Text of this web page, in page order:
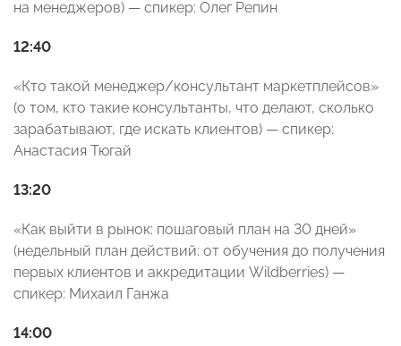
на менеджеров) — спикер: Олег Репин
12:40
«Кто такой менеджер/консультант маркетплейсов»
(о том, кто такие консультанты, что делают, сколько
зарабатывают, где искать клиентов) — спикер:
Анастасия Тюгай
13:20
«Как выйти в рынок: пошаговый план на 30 дней»
(недельный план действий: от обучения до получения
первых клиентов и аккредитации Wildberries) —
спикер: Михаил Ганжа
14:00